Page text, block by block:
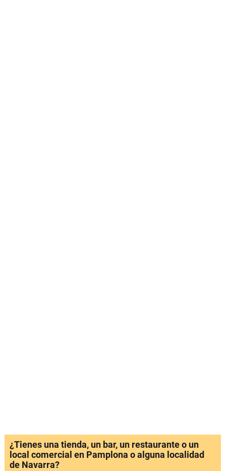
¿Tienes una tienda, un bar, un restaurante o un
local comercial en Pamplona o alguna localidad
de Navarra?